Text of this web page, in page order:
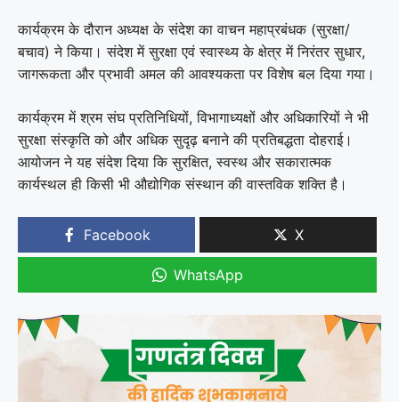
कार्यक्रम के दौरान अध्यक्ष के संदेश का वाचन महाप्रबंधक (सुरक्षा/
बचाव) ने किया। संदेश में सुरक्षा एवं स्वास्थ्य के क्षेत्र में निरंतर सुधार,
जागरूकता और प्रभावी अमल की आवश्यकता पर विशेष बल दिया गया।
कार्यक्रम में श्रम संघ प्रतिनिधियों, विभागाध्यक्षों और अधिकारियों ने भी
सुरक्षा संस्कृति को और अधिक सुदृढ़ बनाने की प्रतिबद्धता दोहराई।
आयोजन ने यह संदेश दिया कि सुरक्षित, स्वस्थ और सकारात्मक
कार्यस्थल ही किसी भी औद्योगिक संस्थान की वास्तविक शक्ति है।
Facebook X
WhatsApp